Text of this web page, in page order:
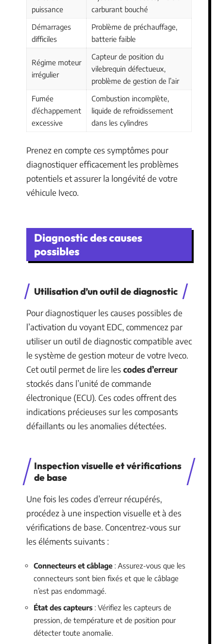
puissance
carburant bouché
Démarrages
difficiles
Problème de préchauffage,
batterie faible
Régime moteur
irrégulier
Capteur de position du
vilebrequin défectueux,
problème de gestion de l’air
Fumée
d’échappement
excessive
Combustion incomplète,
liquide de refroidissement
dans les cylindres
Prenez en compte ces symptômes pour
diagnostiquer efficacement les problèmes
potentiels et assurer la longévité de votre
véhicule Iveco.
Diagnostic des causes
possibles
Utilisation d’un outil de diagnostic
Pour diagnostiquer les causes possibles de
l’activation du voyant EDC, commencez par
utiliser un outil de diagnostic compatible avec
le système de gestion moteur de votre Iveco.
Cet outil permet de lire les codes d’erreur
stockés dans l’unité de commande
électronique (ECU). Ces codes offrent des
indications précieuses sur les composants
défaillants ou les anomalies détectées.
Inspection visuelle et vérifications
de base
Une fois les codes d’erreur récupérés,
procédez à une inspection visuelle et à des
vérifications de base. Concentrez-vous sur
les éléments suivants :
Connecteurs et câblage : Assurez-vous que les
connecteurs sont bien fixés et que le câblage
n’est pas endommagé.
État des capteurs : Vérifiez les capteurs de
pression, de température et de position pour
détecter toute anomalie.